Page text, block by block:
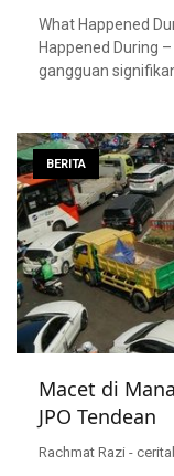
What Happened
Happened During
gangguan
BERITA
Macet di
JPO Tendean
Rachmat Razi -